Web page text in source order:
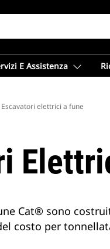
E Assistenza
Escavatori elettrici a fune
Cat® sono
costo per